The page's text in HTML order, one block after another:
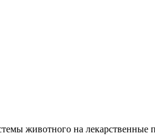
животного на